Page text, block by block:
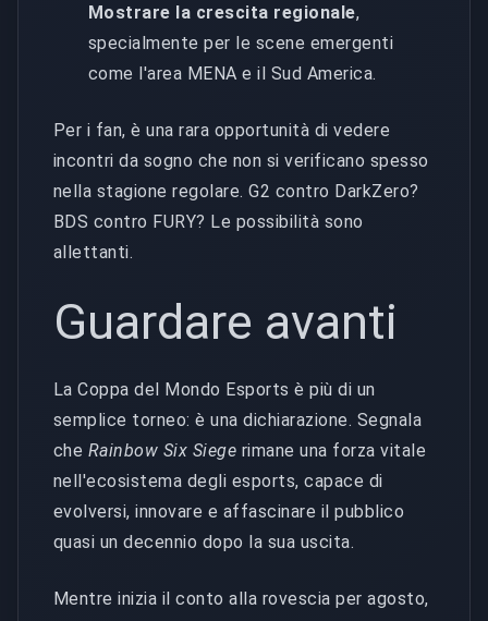
Mostrare la crescita regionale,
specialmente per le scene emergenti
come l'area MENA e il Sud America.
Per i fan, è una rara opportunità di vedere
incontri da sogno che non si verificano spesso
nella stagione regolare. G2 contro DarkZero?
BDS contro FURY? Le possibilità sono
allettanti.
Guardare avanti
La Coppa del Mondo Esports è più di un
semplice torneo: è una dichiarazione. Segnala
che Rainbow Six Siege rimane una forza vitale
nell'ecosistema degli esports, capace di
evolversi, innovare e affascinare il pubblico
quasi un decennio dopo la sua uscita.
Mentre inizia il conto alla rovescia per agosto,